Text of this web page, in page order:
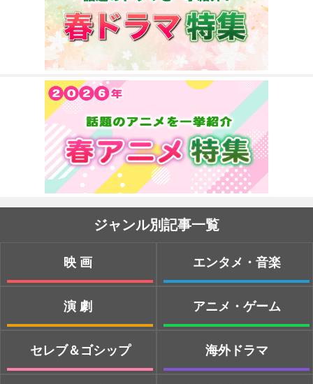
ジャンル別記事一覧
映画
演劇
セレブ＆ゴシップ
エンタメ・音楽
アニメ・ゲーム
海外ドラマ